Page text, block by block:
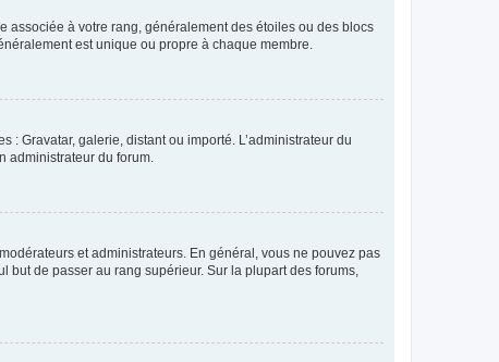
associée à votre rang, généralement des étoiles ou des blocs
est unique ou propre à chaque membre.
: Gravatar, galerie, distant ou importé. L’administrateur du
administrateur du forum.
et administrateurs. En général, vous ne pouvez pas
but de passer au rang supérieur. Sur la plupart des forums,